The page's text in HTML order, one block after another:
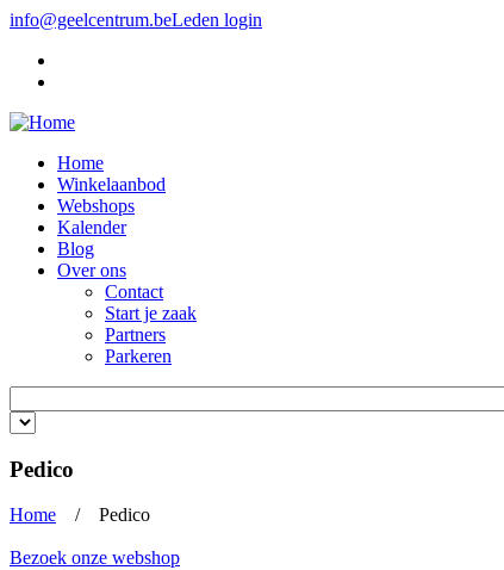
Overslaan en naar de inhoud gaan
info@geelcentrum.beLeden login
Home
Winkelaanbod
Webshops
Kalender
Blog
Over ons
Contact
Start je zaak
Partners
Parkeren
Pedico
U bent hier
Home / Pedico
Bezoek onze webshop